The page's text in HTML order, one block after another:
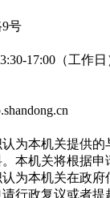
号
17:00（工作日
为本机关提供
本机关将根据申
为本机关在政
行政复议或者提